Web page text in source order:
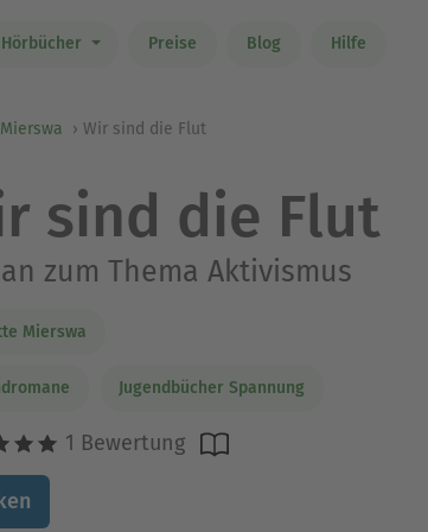
Hörbücher Preise Blog Hilfe
Wir sind die Flut
sind die Flut
zum Thema Aktivismus
Mierswa
Jugendbücher Spannung
1 Bewertung